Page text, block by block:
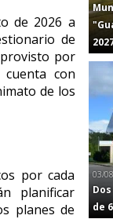
de 2026 a
de
por
con
de los
por cada
planificar
planes de
03/
de